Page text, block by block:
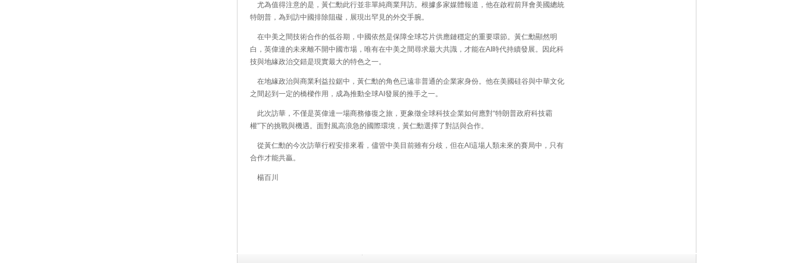
尤為值得注意的是，黃仁勳此行並非單純商業拜訪。根據多家媒體報道，他在啟程前拜會美國總統
特朗普，為到訪中國排除阻礙，展現出罕見的外交手腕。
在中美之間技術合作的低谷期，中國依然是保障全球芯片供應鏈穩定的重要環節。黃仁勳顯然明
白，英偉達的未來離不開中國市場，唯有在中美之間尋求最大共識，才能在AI時代持續發展。因此科
技與地緣政治交錯是現實最大的特色之一。
在地緣政治與商業利益拉鋸中，黃仁勳的角色已遠非普通的企業家身份。他在美國硅谷與中華文化
之間起到一定的橋樑作用，成為推動全球AI發展的推手之一。
此次訪華，不僅是英偉達一場商務修復之旅，更象徵全球科技企業如何應對“特朗普政府科技霸
權”下的挑戰與機遇。面對風高浪急的國際環境，黃仁勳選擇了對話與合作。
從黃仁勳的今次訪華行程安排來看，儘管中美目前雖有分歧，但在AI這場人類未來的賽局中，只有
合作才能共贏。
楊百川